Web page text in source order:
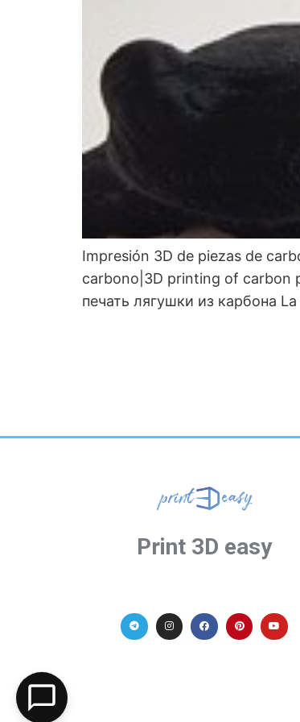
Impresión 3D de piezas de
carbono|3D printing of carbon
печать лягушки из карбона
Print 3D easy